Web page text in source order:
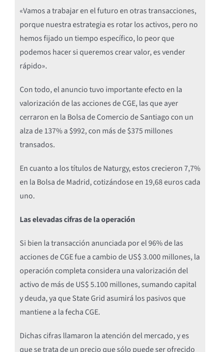
«Vamos a trabajar en el futuro en otras transacciones,
porque nuestra estrategia es rotar los activos, pero no
hemos fijado un tiempo específico, lo peor que
podemos hacer si queremos crear valor, es vender
rápido».
Con todo, el anuncio tuvo importante efecto en la
valorización de las acciones de CGE, las que ayer
cerraron en la Bolsa de Comercio de Santiago con un
alza de 137% a $992, con más de $375 millones
transados.
En cuanto a los títulos de Naturgy, estos crecieron 7,7%
en la Bolsa de Madrid, cotizándose en 19,68 euros cada
uno.
Las elevadas cifras de la operación
Si bien la transacción anunciada por el 96% de las
acciones de CGE fue a cambio de US$ 3.000 millones, la
operación completa considera una valorización del
activo de más de US$ 5.100 millones, sumando capital
y deuda, ya que State Grid asumirá los pasivos que
mantiene a la fecha CGE.
Dichas cifras llamaron la atención del mercado, y es
que se trata de un precio que sólo puede ser ofrecido